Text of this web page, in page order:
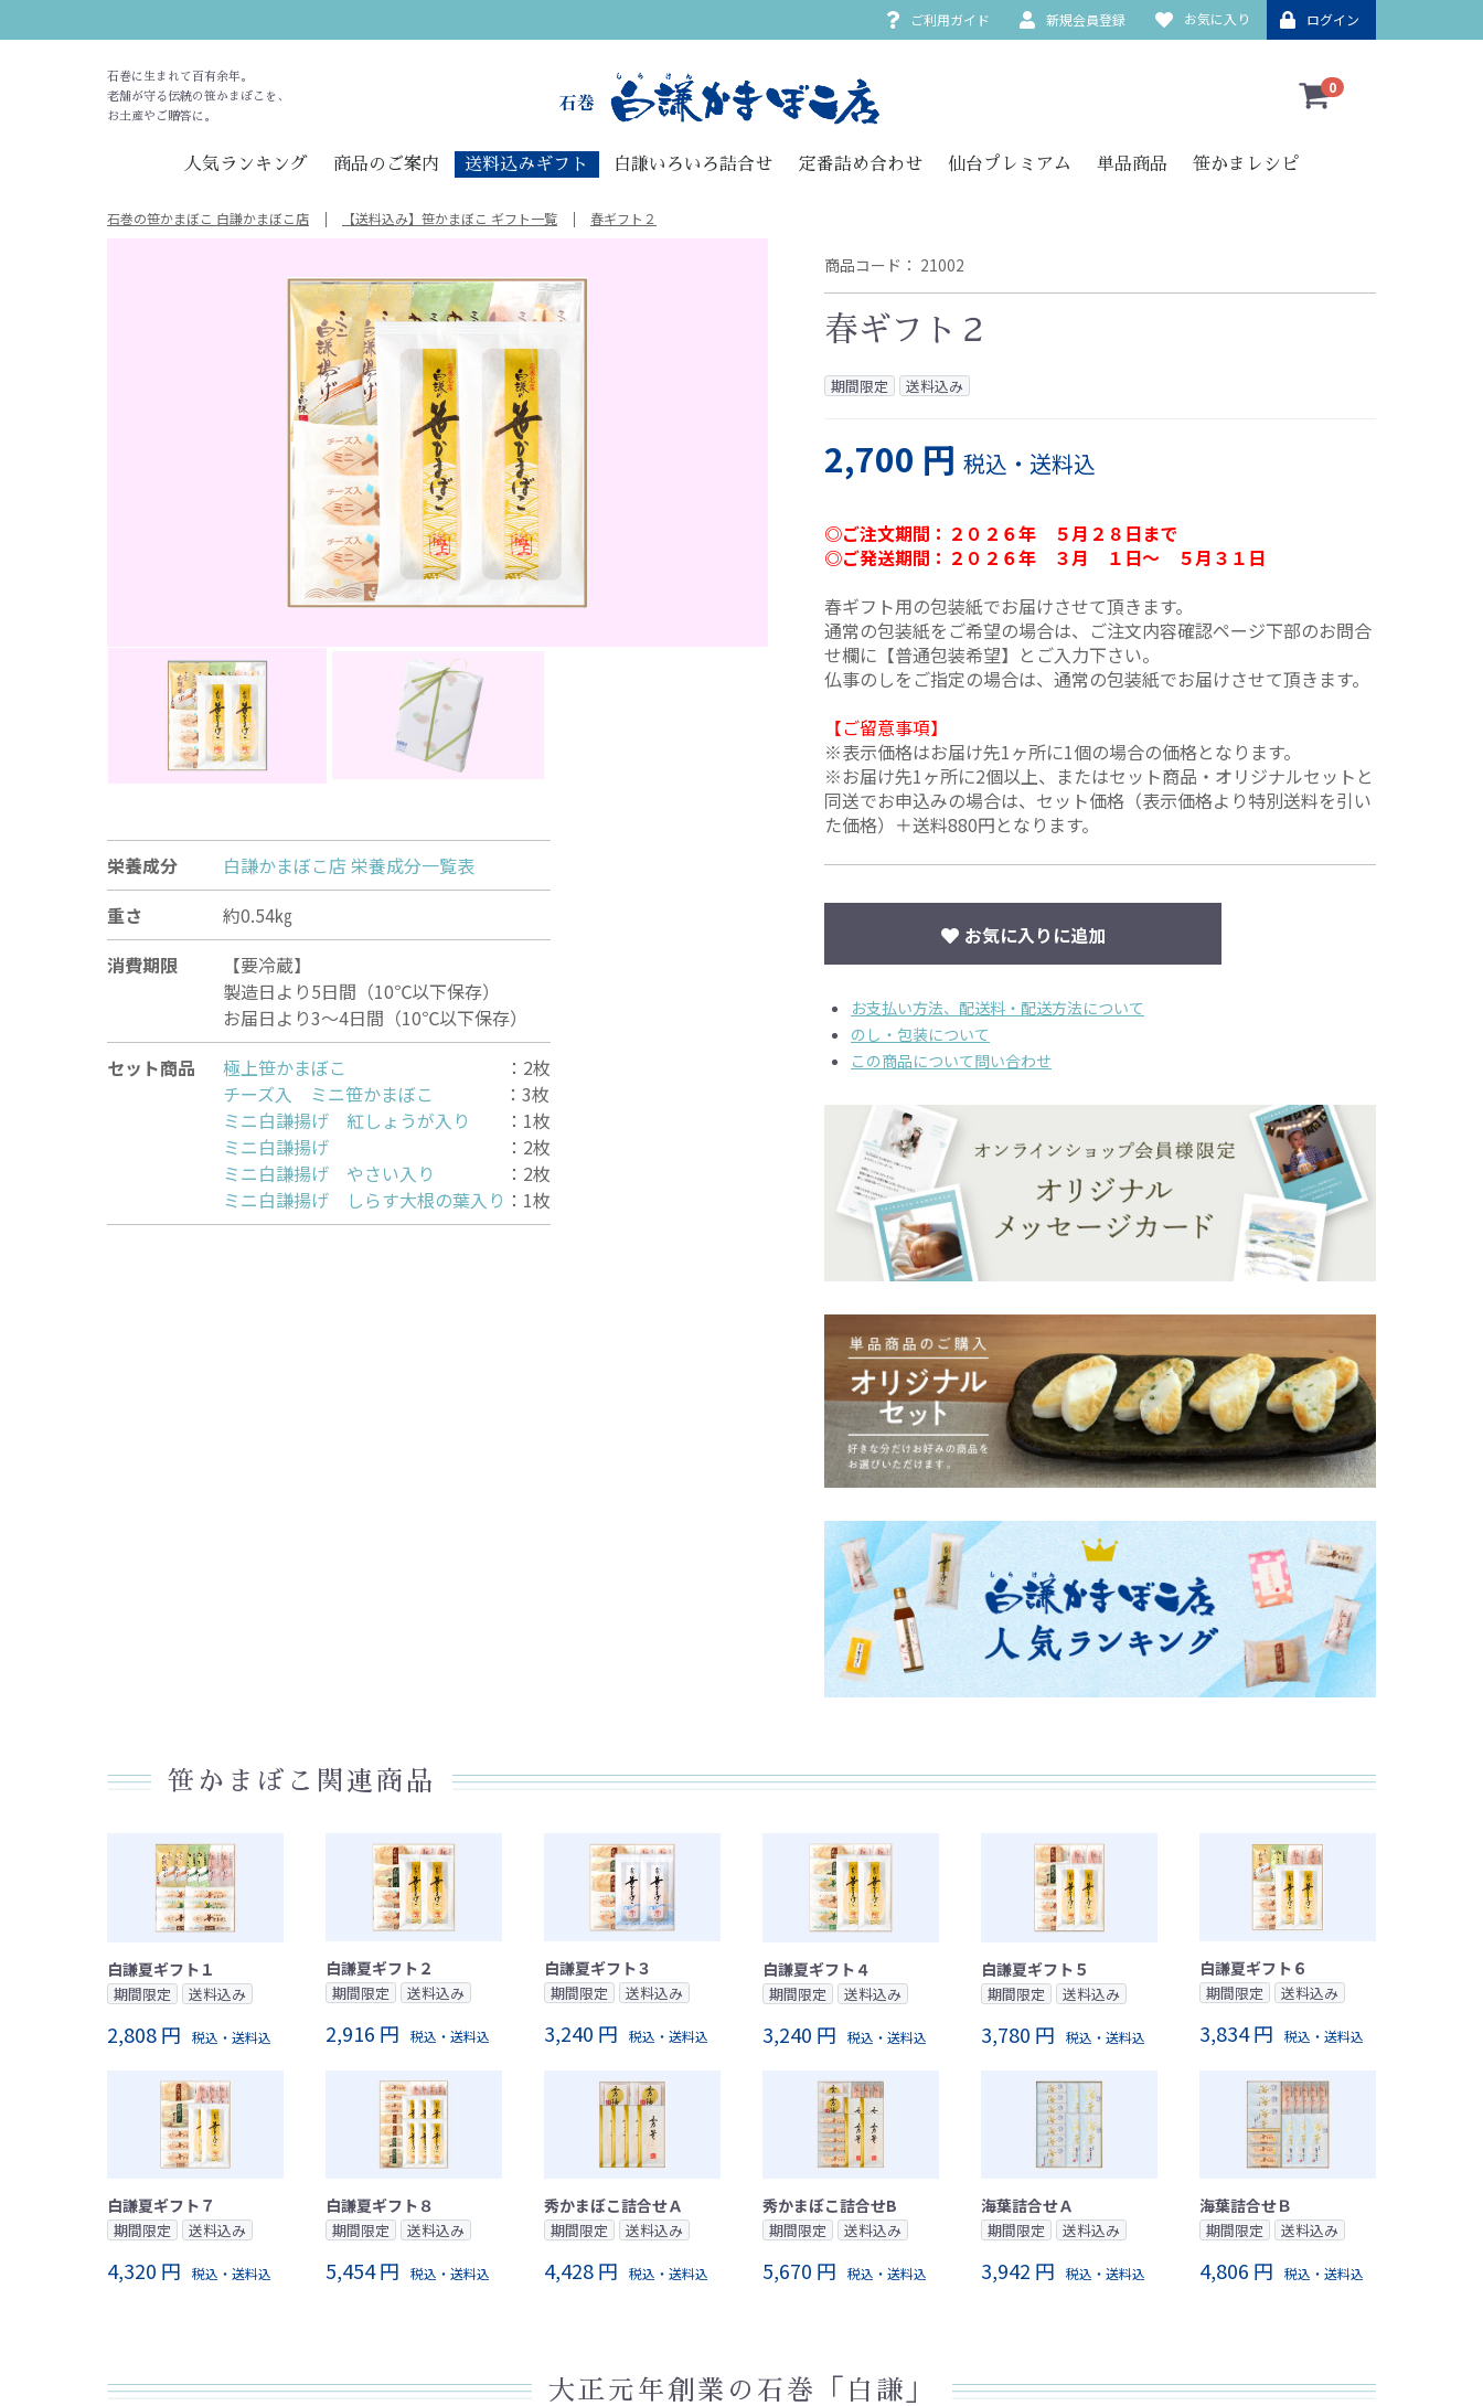
ご利用ガイド 新規会員登録 お気に入り ログイン
石巻に生まれて百有余年。
老舗が守る伝統の笹かまぼこを、
お土産やご贈答に。
0
人気ランキング 商品のご案内 送料込みギフト 白謙いろいろ詰合せ 定番詰め合わせ 仙台プレミアム 単品商品 笹かまレシピ
石巻の笹かまぼこ 白謙かまぼこ店 【送料込み】笹かまぼこ ギフト一覧 春ギフト２
栄養成分
白謙かまぼこ店 栄養成分一覧表
重さ
約0.54㎏
消費期限
【要冷蔵】
製造日より5日間（10℃以下保存）
お届日より3〜4日間（10℃以下保存）
セット商品
極上笹かまぼこ
：2枚
チーズ入 ミニ笹かまぼこ
：3枚
ミニ白謙揚げ 紅しょうが入り
：1枚
ミニ白謙揚げ
：2枚
ミニ白謙揚げ やさい入り
：2枚
ミニ白謙揚げ しらす大根の葉入り ：1枚
商品コード： 21002
春ギフト２
期間限定 送料込み
2,700 円 税込・送料込
◎ご注文期間：２０２６年 ５月２８日まで
◎ご発送期間：２０２６年 ３月 １日～ ５月３１日
春ギフト用の包装紙でお届けさせて頂きます。
通常の包装紙をご希望の場合は、ご注文内容確認ページ下部のお問合
せ欄に【普通包装希望】とご入力下さい。
仏事のしをご指定の場合は、通常の包装紙でお届けさせて頂きます。
【ご留意事項】
※表示価格はお届け先1ヶ所に1個の場合の価格となります。
※お届け先1ヶ所に2個以上、またはセット商品・オリジナルセットと
同送でお申込みの場合は、セット価格（表示価格より特別送料を引い
た価格）＋送料880円となります。
お気に入りに追加
お支払い方法、配送料・配送方法について
のし・包装について
この商品について問い合わせ
笹かまぼこ関連商品
白謙夏ギフト１
期間限定 送料込み
2,808 円 税込・送料込
白謙夏ギフト２
期間限定 送料込み
2,916 円 税込・送料込
白謙夏ギフト３
期間限定 送料込み
3,240 円 税込・送料込
白謙夏ギフト４
期間限定 送料込み
3,240 円 税込・送料込
白謙夏ギフト５
期間限定 送料込み
3,780 円 税込・送料込
白謙夏ギフト６
期間限定 送料込み
3,834 円 税込・送料込
白謙夏ギフト７
期間限定 送料込み
4,320 円 税込・送料込
白謙夏ギフト８
期間限定 送料込み
5,454 円 税込・送料込
秀かまぼこ詰合せＡ
期間限定 送料込み
4,428 円 税込・送料込
秀かまぼこ詰合せB
期間限定 送料込み
5,670 円 税込・送料込
海葉詰合せＡ
期間限定 送料込み
3,942 円 税込・送料込
海葉詰合せＢ
期間限定 送料込み
4,806 円 税込・送料込
大正元年創業の石巻「白謙」